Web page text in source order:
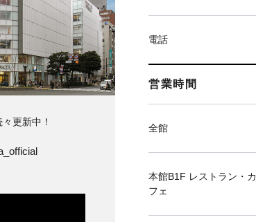
電話
営業時間
全館
本館B1F レストラン・カ
フェ
更新中！